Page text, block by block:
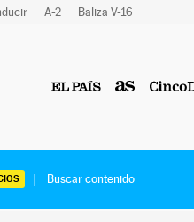
A-2 Baliza V-16